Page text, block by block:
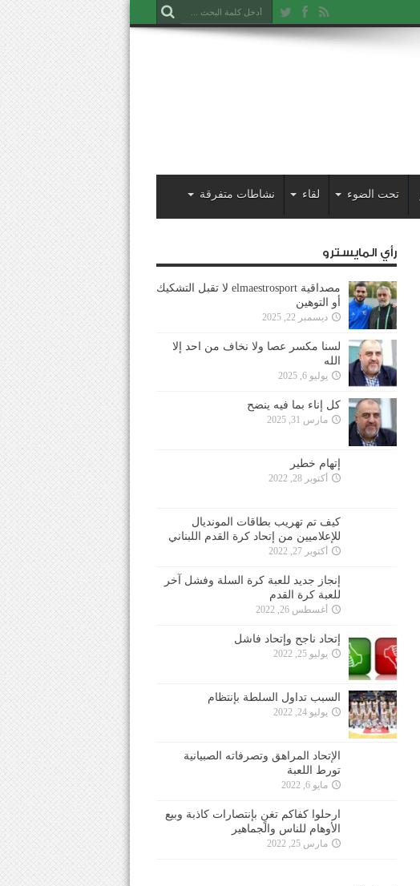
تحت الضوء لقاء نشاطات متفرقة
رأي المايسترو
مصداقية elmaestrosport لا تقبل التشكيك
أو التوهين
ديسمبر 22, 2025
لسنا مكسر عصا ولا نخاف من احد إلا
الله
يوليو 6, 2025
كل إناء بما فيه ينضح
مارس 31, 2025
إتهام خطير
أكتوبر 28, 2022
كيف تم تهريب بطاقات المونديال
للإعلاميين من إتحاد كرة القدم اللبناني
أكتوبر 27, 2022
إنجاز جديد للعبة كرة السلة وفشل آخر
للعبة كرة القدم
أغسطس 26, 2022
إتحاد ناجح وإتحاد فاشل
يوليو 25, 2022
السبب تداول السلطة بإنتظام
يوليو 24, 2022
الإتحاد المراهق وتصرفاته الصبيانية
تورط اللعبة
مايو 6, 2022
ارحلوا كفاكم تغنٍ بإنتصارات كاذبة وبيع
الأوهام للناس والجماهير
مارس 25, 2022